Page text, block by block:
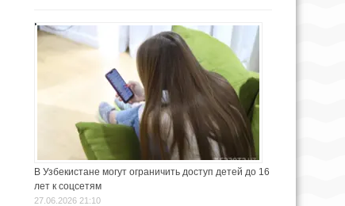
В Узбекистане могут ограничить доступ детей до 16
лет к соцсетям
27.06.2026 21:10